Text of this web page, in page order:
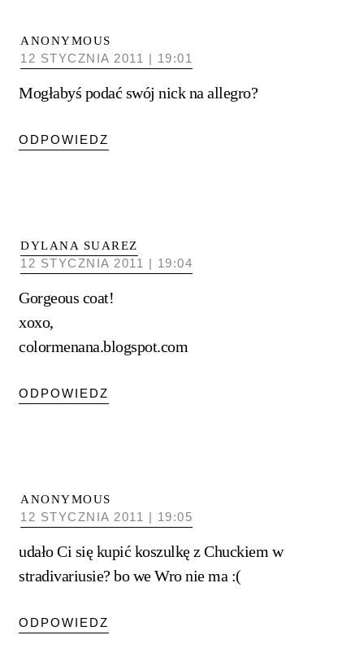
ANONYMOUS
12 STYCZNIA 2011 | 19:01
Mogłabyś podać swój nick na allegro?
ODPOWIEDZ
DYLANA SUAREZ
12 STYCZNIA 2011 | 19:04
Gorgeous coat!
xoxo,
colormenana.blogspot.com
ODPOWIEDZ
ANONYMOUS
12 STYCZNIA 2011 | 19:05
udało Ci się kupić koszulkę z Chuckiem w
stradivariusie? bo we Wro nie ma :(
ODPOWIEDZ